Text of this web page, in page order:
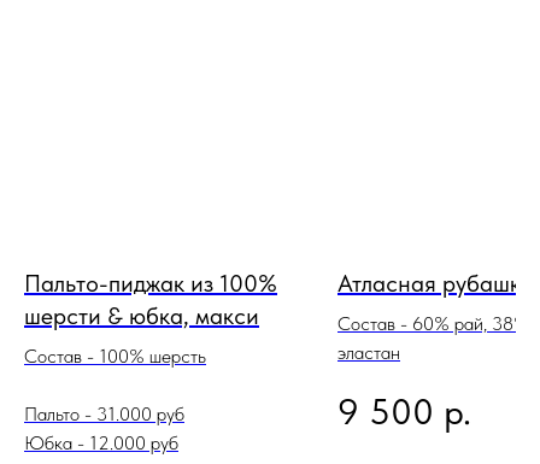
Пальто-пиджак из 100%
шерсти & юбка, макси
Состав - 100% шерсть
Пальто - 31.000 руб
Юбка - 12.000 руб
Атласная рубашка
Состав - 60% рай, 38%
эластан
9 500 р.